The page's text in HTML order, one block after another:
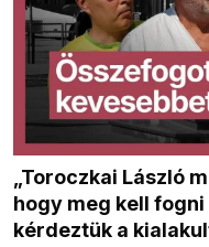
„Toroczkai László
hogy meg kell
kérdeztük a